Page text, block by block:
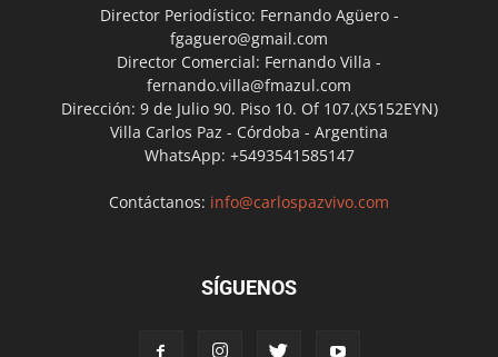
Director Periodístico: Fernando Agüero -
fgaguero@gmail.com
Director Comercial: Fernando Villa -
fernando.villa@fmazul.com
Dirección: 9 de Julio 90. Piso 10. Of 107.(X5152EYN)
Villa Carlos Paz - Córdoba - Argentina
WhatsApp: +5493541585147
Contáctanos: info@carlospazvivo.com
SÍGUENOS